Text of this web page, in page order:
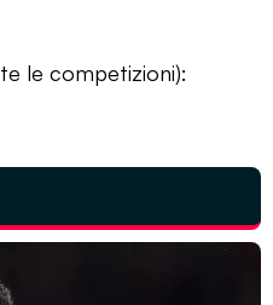
le competizioni):